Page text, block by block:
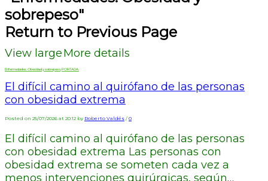
sobrepeso"
Return to Previous Page
View largeMore details
Enfermedades. Obesidad y sobrepeso PORTADA.
El difícil camino al quirófano de las personas
con obesidad extrema
Posted on 25/07/2026 at 20:12 by Roberto Valdés / 0
El difícil camino al quirófano de las personas
con obesidad extrema Las personas con
obesidad extrema se someten cada vez a
menos intervenciones quirúrgicas, según…